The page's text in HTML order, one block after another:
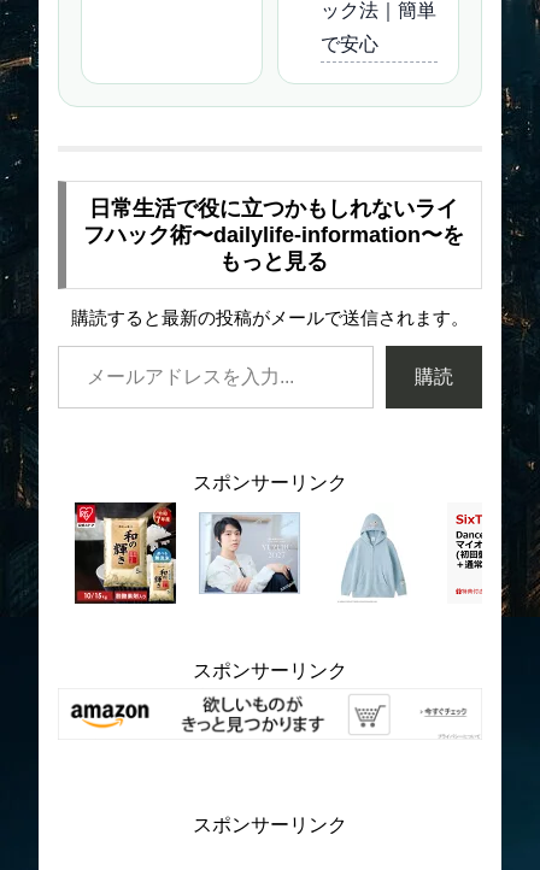
ック法｜簡単
で安心
日常生活で役に立つかもしれないライ
フハック術〜dailylife-information〜を
もっと見る
購読すると最新の投稿がメールで送信されます。
購読
スポンサーリンク
スポンサーリンク
スポンサーリンク